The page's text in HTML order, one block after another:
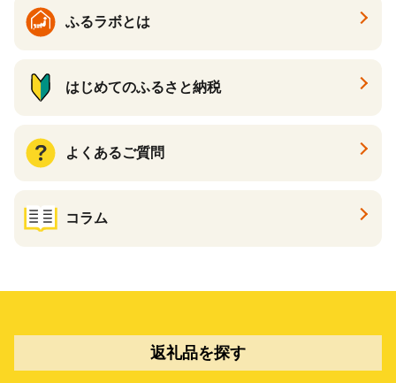
ふるラボとは
はじめてのふるさと納税
よくあるご質問
コラム
返礼品を探す